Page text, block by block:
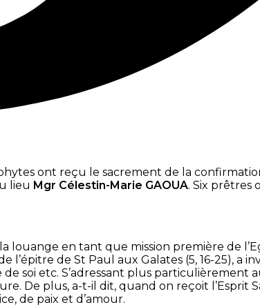
ont reçu le sacrement de la
lieu Mgr Célestin-Marie GAOUA. Six prêtres
louange en tant que mission première de
de St Paul aux Galates (5, 16-25), a
soi etc. S’adressant plus particulièrement
De plus, a-t-il dit, quand on reçoit l’Esprit
de paix et d’amour.